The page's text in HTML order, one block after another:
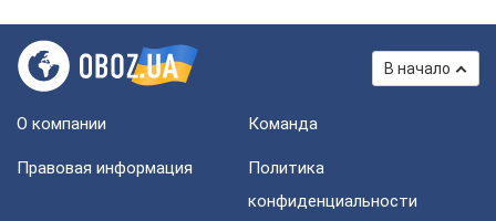
В начало
О компании Команда
Правовая информация
Политика
конфиденциальности